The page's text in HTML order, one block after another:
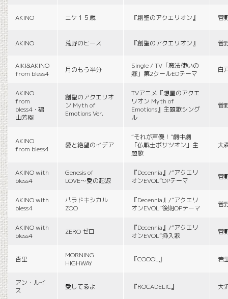
AKINO ニケ１５歳 『創聖のアクエリオン』 菅
AKINO 荒野のヒース 『創聖のアクエリオン』 菅
AIKI&AKINO
from bless4
月のもう半分
Single / TV「魔法使いの
嫁」第2クールEDテーマ
白
AKINO
from
bless4・福
山芳樹
創聖のアクエリオ
ン Myth of
Emotions Ver.
TVアニメ『想星のアクエ
リオン Myth of
Emotions』主題歌シング
ル
菅
AKINO
from bless4
愛と絶望のイデア
“それが声優！”劇中劇
「仏戦士ボサツオン」主
題歌
大
AKINO with
bless4
Genesis of
LOVE〜愛の起源
『Decennia』/“アクエリ
オンEVOL”OPテーマ
菅
AKINO with
bless4
パラドキシカル
ZOO
『Decennia』/“アクエリ
オンEVOL”後期OPテーマ
菅
AKINO with
bless4
ZERO ゼロ
『Decennia』/“アクエリ
オンEVOL”挿入歌
菅
杏里
MORNING
HIGHWAY
『COOOL』 岩
アン・ルイ
ス
愛してるよ 『ROCADELIC』 大